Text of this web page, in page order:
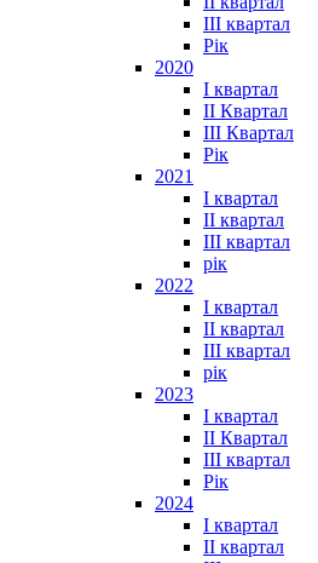
III квартал
Рік
2020
I квартал
II Квартал
III Квартал
Рік
2021
I квартал
II квартал
III квартал
рік
2022
I квартал
II квартал
ІІІ квартал
рік
2023
І квартал
ІІ Квартал
III квартал
Рік
2024
I квартал
II квартал